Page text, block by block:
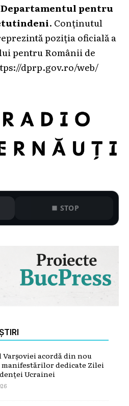
Departamentul pentru
. Conținutul
poziția oficială a
pentru Românii de
dprp.gov.ro/web/
STOP
acordă din nou
dedicate Zilei
Ucrainei